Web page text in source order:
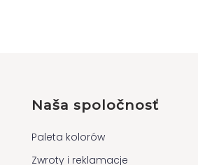
Naša spoločnosť
Paleta kolorów
Zwroty i reklamacje